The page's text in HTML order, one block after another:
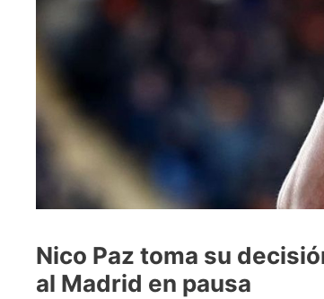
Nico Paz toma su
al Madrid en pausa